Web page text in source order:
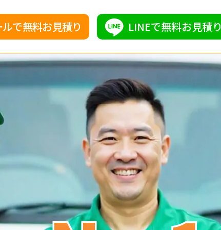
で無料お見積り LINEで無料お見積り